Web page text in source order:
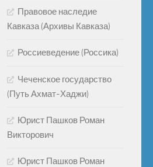
Правовое наследие
Кавказа (Архивы Кавказа)
Россиеведение (Россика)
Чеченское государство
(Путь Ахмат-Хаджи)
Юрист Пашков Роман
Викторович
Юрист Пашков Роман